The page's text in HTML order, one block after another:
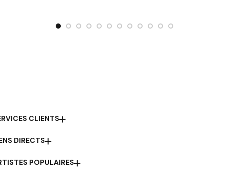
CLIENTS
DIRECTS
POPULAIRES